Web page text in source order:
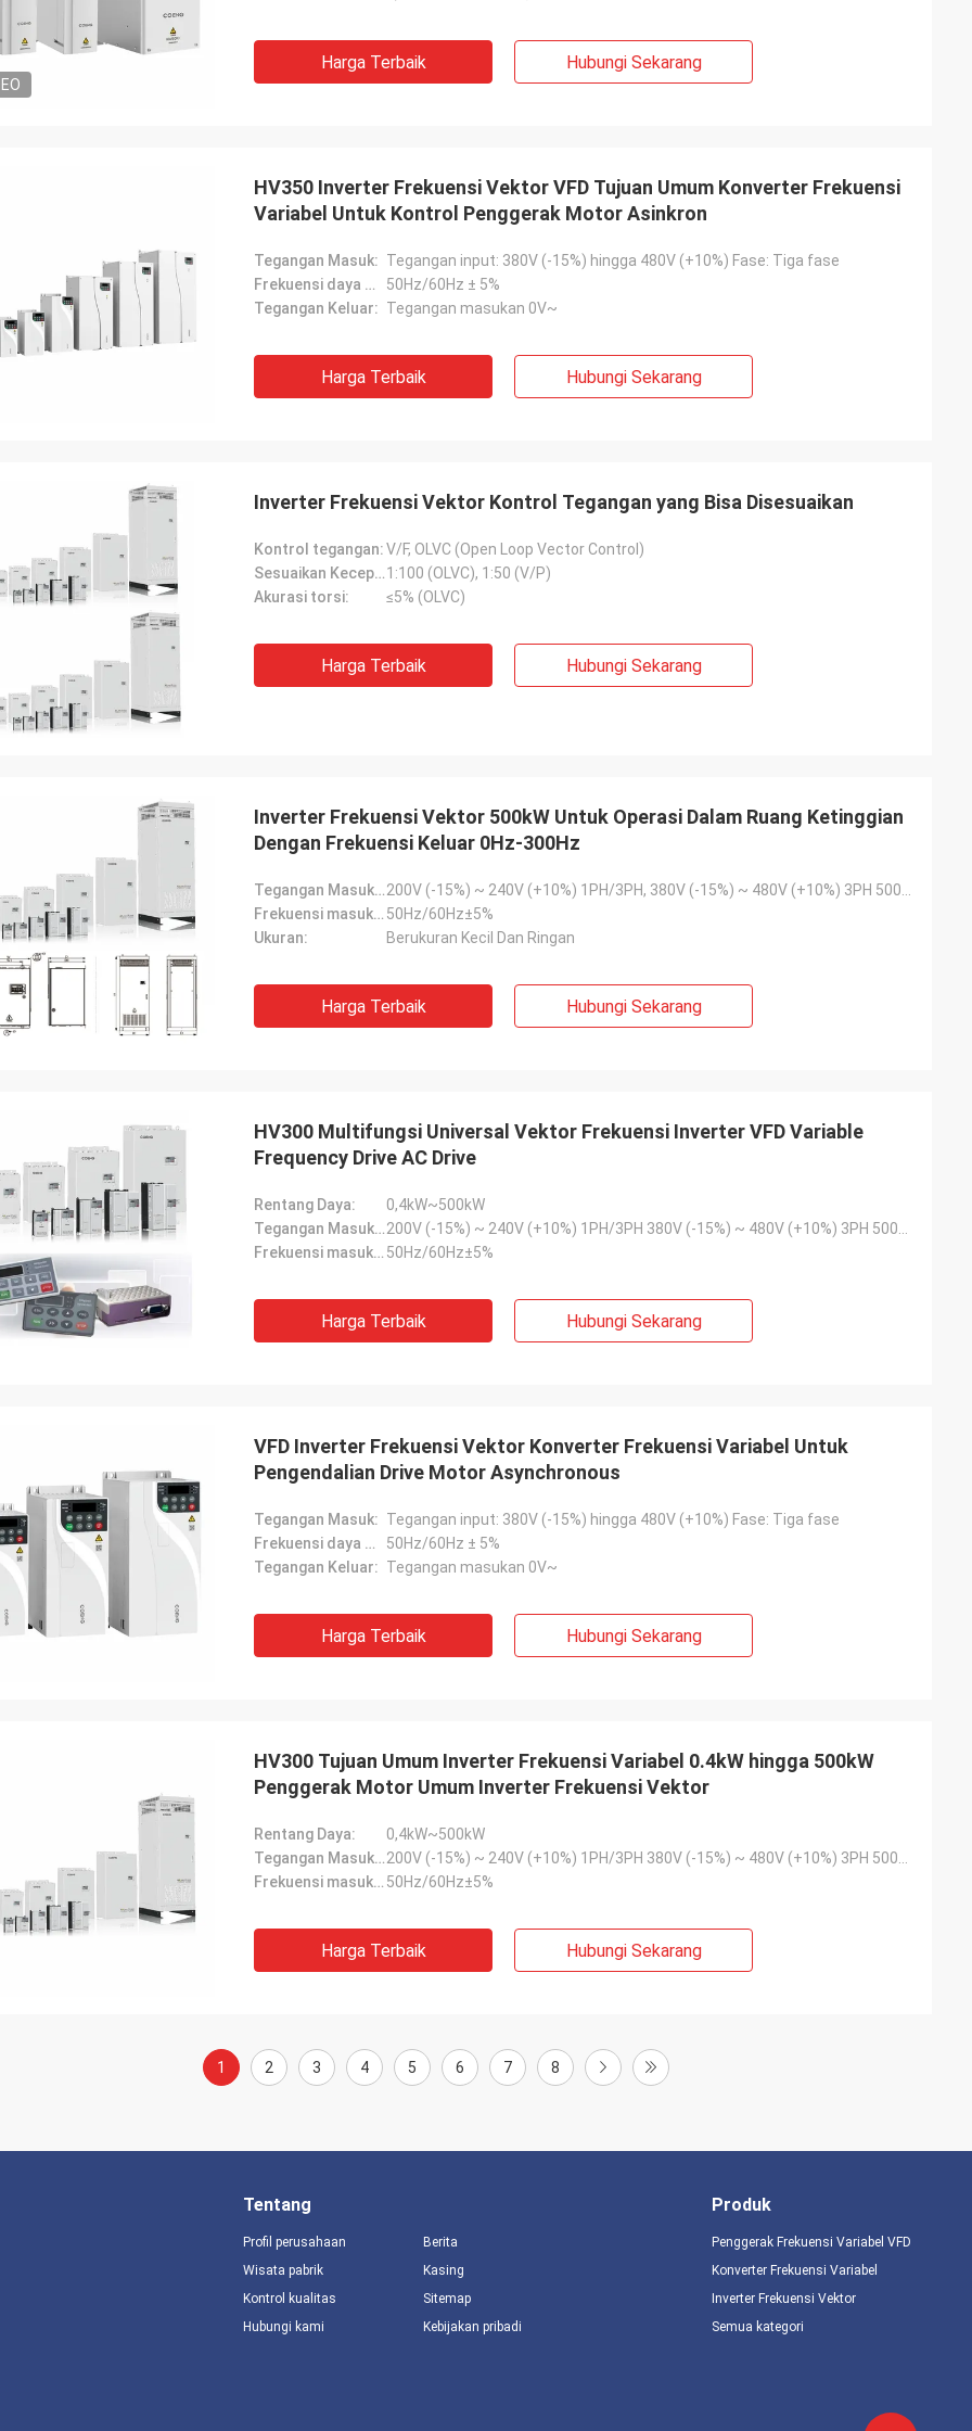
Harga Terbaik Hubungi Sekarang
HV350 Inverter Frekuensi Vektor VFD Tujuan Umum Konverter Frekuensi
Variabel Untuk Kontrol Penggerak Motor Asinkron
Tegangan Masuk: Tegangan input: 380V (-15%) hingga 480V (+10%) Fase: Tiga fase
Frekuensi daya masukan:
50Hz/60Hz ± 5%
Tegangan Keluar: Tegangan masukan 0V~
Harga Terbaik Hubungi Sekarang
Inverter Frekuensi Vektor Kontrol Tegangan yang Bisa Disesuaikan
Kontrol tegangan:V/F, OLVC (Open Loop Vector Control)
Sesuaikan Kecepatan:1:100 (OLVC), 1:50 (V/P)
Akurasi torsi:
≤5% (OLVC)
Harga Terbaik Hubungi Sekarang
Inverter Frekuensi Vektor 500kW Untuk Operasi Dalam Ruang Ketinggian
Dengan Frekuensi Keluar 0Hz-300Hz
Tegangan Masukan Uin:
Frekuensi masukan: 50Hz/60Hz±5%
Ukuran:
Berukuran Kecil Dan Ringan
Harga Terbaik Hubungi Sekarang
HV300 Multifungsi Universal Vektor Frekuensi Inverter VFD Variable
Frequency Drive AC Drive
Rentang Daya:
0,4kW~500kW
Tegangan Masukan Uin:
Frekuensi masukan: 50Hz/60Hz±5%
Harga Terbaik Hubungi Sekarang
VFD Inverter Frekuensi Vektor Konverter Frekuensi Variabel Untuk
Pengendalian Drive Motor Asynchronous
Tegangan Masuk: Tegangan input: 380V (-15%) hingga 480V (+10%) Fase: Tiga fase
Frekuensi daya masukan:
50Hz/60Hz ± 5%
Tegangan Keluar: Tegangan masukan 0V~
Harga Terbaik Hubungi Sekarang
HV300 Tujuan Umum Inverter Frekuensi Variabel 0.4kW hingga 500kW
Penggerak Motor Umum Inverter Frekuensi Vektor
Rentang Daya:
0,4kW~500kW
Tegangan Masukan Uin:
Frekuensi masukan: 50Hz/60Hz±5%
Harga Terbaik Hubungi Sekarang
1 2 3 4 5 6 7 8
Tentang
Profil perusahaan
Wisata pabrik
Kontrol kualitas
Hubungi kami
Berita
Kasing
Sitemap
Kebijakan pribadi
Produk
Penggerak Frekuensi Variabel VFD
Konverter Frekuensi Variabel
Inverter Frekuensi Vektor
Semua kategori